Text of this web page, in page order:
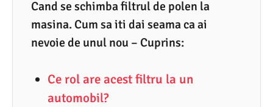
Cand se schimba filtrul de polen la
masina. Cum sa iti dai seama ca ai
nevoie de unul nou – Cuprins:
Ce rol are acest filtru la un
automobil?